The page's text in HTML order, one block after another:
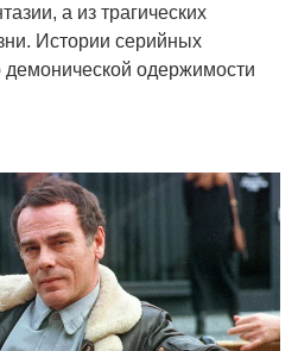
а из трагических
Истории серийных
одержимости